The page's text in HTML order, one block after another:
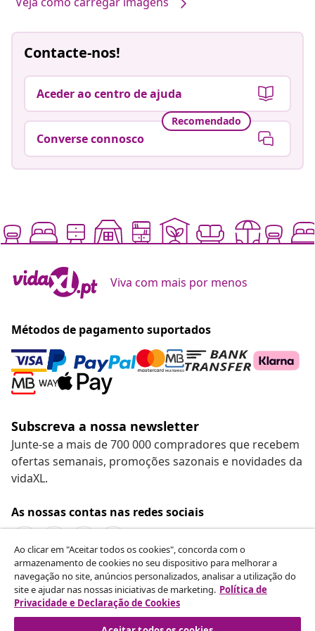
Contacte-nos!
Aceder ao centro de ajuda
Recomendado
Converse connosco
Viva com mais por menos
Métodos de pagamento suportados
Subscreva a nossa newsletter
Junte-se a mais de 700 000 compradores que recebem
ofertas semanais, promoções sazonais e novidades da
vidaXL.
As nossas contas nas redes sociais
Rescindir o contrato
Envie um pedido de rescisão da sua encomenda.
Ao clicar em "Aceitar todos os cookies", concorda com o
armazenamento de cookies no seu dispositivo para melhorar a
navegação no site, anúncios personalizados, analisar a utilização do
site e ajudar nas nossas iniciativas de marketing. Política de
Privacidade e Declaração de Cookies